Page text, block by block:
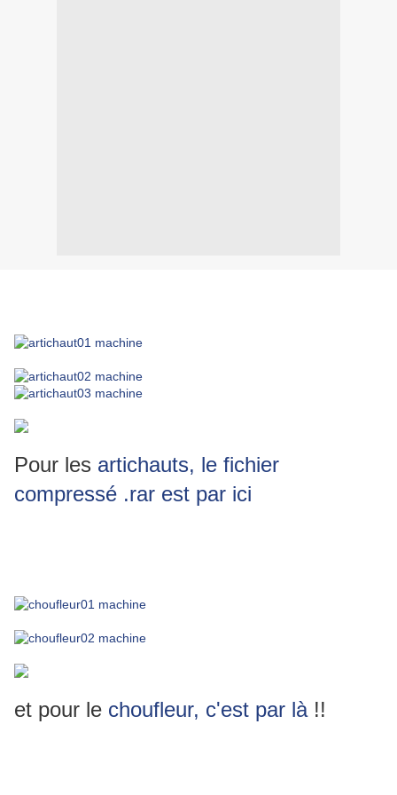
Pour les artichauts, le fichier
compressé .rar est par ici
et pour le choufleur, c'est par là!!